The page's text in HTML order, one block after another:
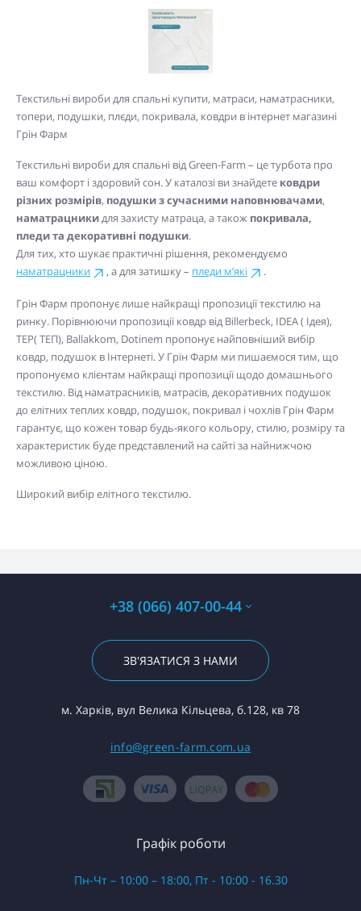
Текстильні вироби для спальні купити, матраси, наматрасники,
топери, подушки, плєди, покривала, ковдри в інтернет магазині
Грін Фарм
Текстильні вироби для спальні від Green-Farm – це турбота про
ваш комфорт і здоровий сон. У каталозі ви знайдете ковдри
різних розмірів, подушки з сучасними наповнювачами,
наматрацникидля захисту матраца, а також покривала,
пледи та декоративні подушки.
Для тих, хто шукає практичні рішення, рекомендуємо
наматрацники
, а для затишку – пледи м’які .
Грін Фарм пропонує лише найкращі пропозиції текстилю на
ринку. Порівнюючи пропозиції ковдр від Billerbeck, IDEA ( Ідея),
TEP( ТЕП), Ballakkom, Dotinem пропонує найповніший вибір
ковдр, подушок в Інтернеті. У Грін Фарм ми пишаємося тим, що
пропонуємо клієнтам найкращі пропозиції щодо домашнього
текстилю. Від наматрасників, матрасів, декоративних подушок
до елітних теплих ковдр, подушок, покривал і чохлів Грін Фарм
гарантує, що кожен товар будь-якого кольору, стилю, розміру та
характеристик буде представлений на сайті за найнижчою
можливою ціною.
Широкий вибір елітного текстилю.
+38 (066) 407-00-44
ЗВ'ЯЗАТИСЯ З НАМИ
м. Харків, вул Велика Кільцева, б.128, кв 78
info@green-farm.com.ua
Графік роботи
Пн-Чт – 10:00 – 18:00, Пт - 10:00 - 16.30